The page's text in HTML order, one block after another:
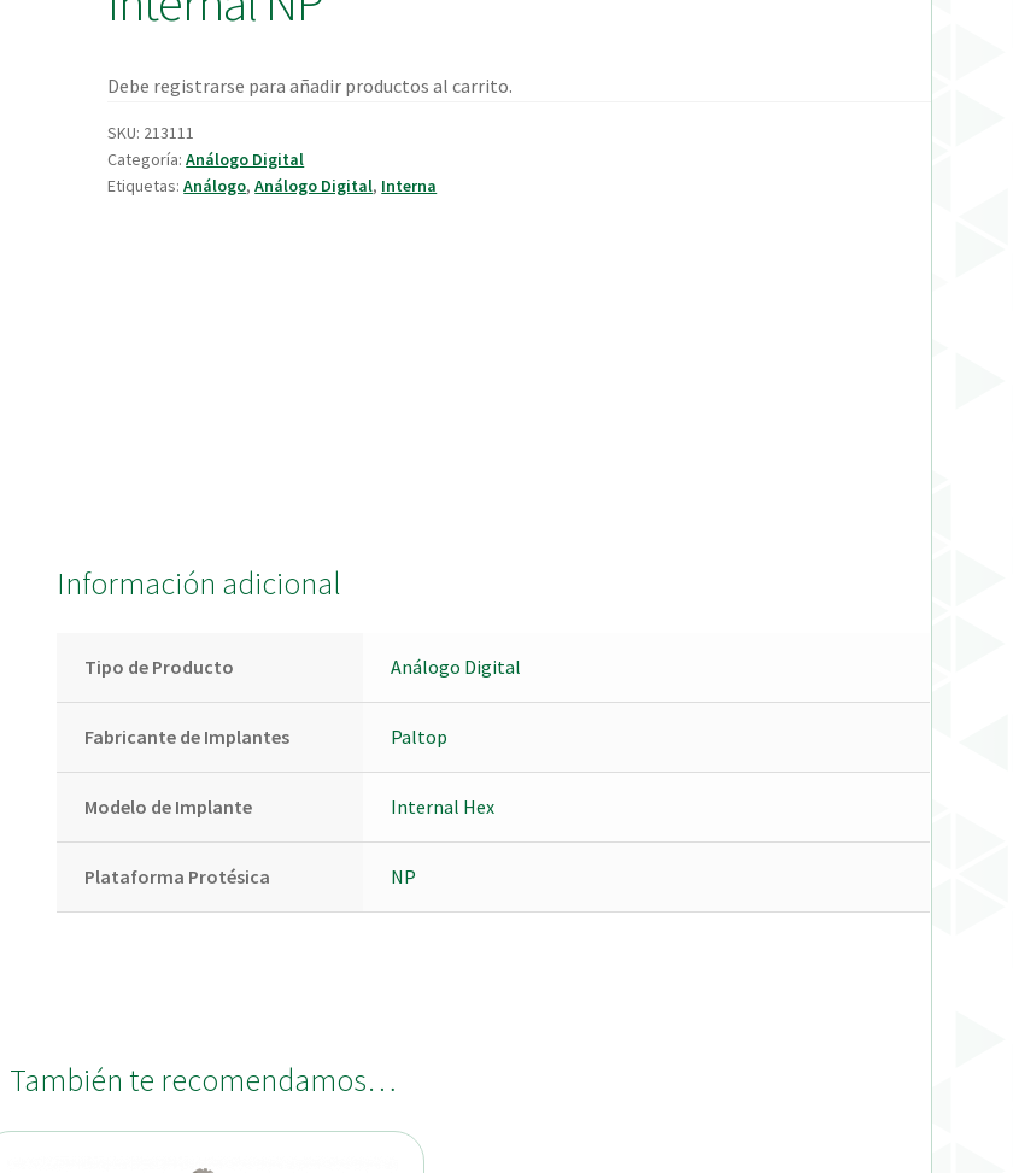
Debe registrarse para añadir productos al carrito.
SKU: 213111
Categoría:Análogo Digital
Etiquetas:Análogo,Análogo Digital, Interna
Información adicional
Tipo de Producto Análogo Digital
Fabricante de Implantes Paltop
Modelo de Implante Internal Hex
Plataforma Protésica NP
También te recomendamos…